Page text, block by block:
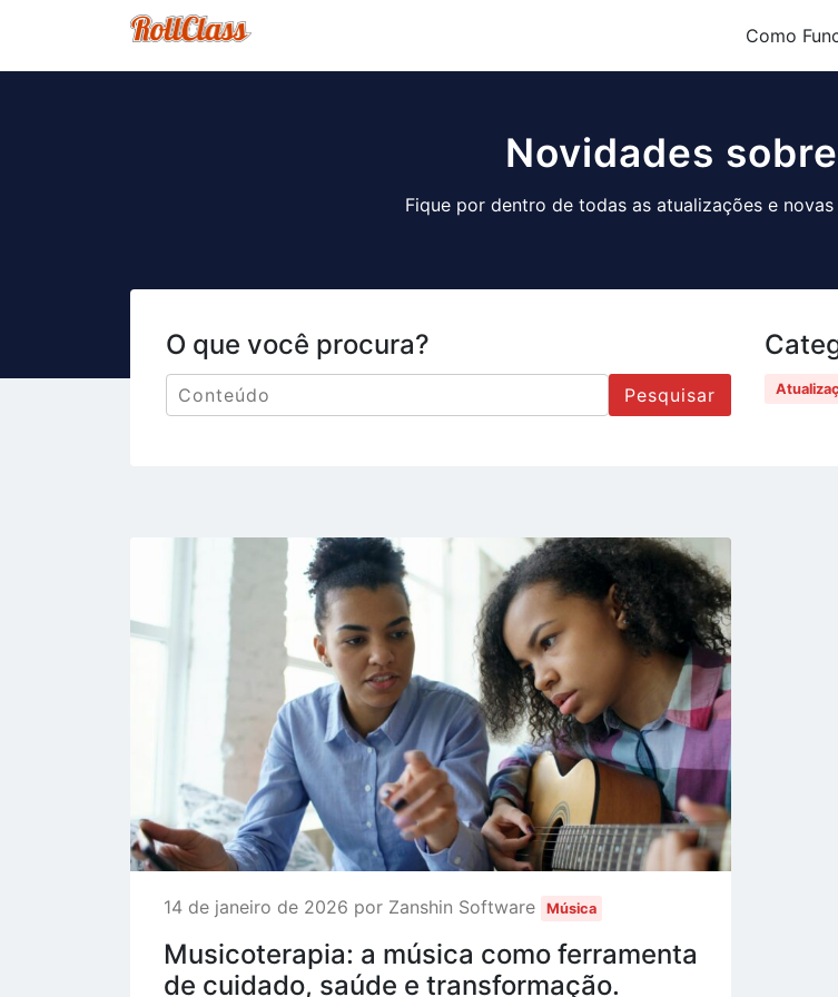
Como
Novidades
Fique por dentro de todas as atualizações e
O que você procura?
Pesquisar
14 de janeiro de 2026 por Zanshin Software Música
Musicoterapia: a música como ferramenta
de cuidado, saúde e transformação.